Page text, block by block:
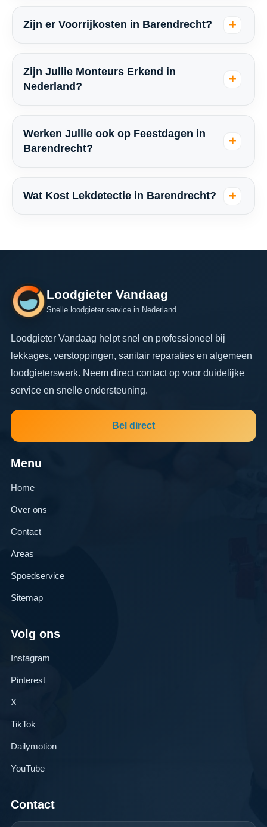
Zijn er Voorrijkosten in Barendrecht?
Zijn Jullie Monteurs Erkend in
Nederland?
Werken Jullie ook op Feestdagen in
Barendrecht?
Wat Kost Lekdetectie in Barendrecht?
Loodgieter Vandaag
Snelle loodgieter service in Nederland
Loodgieter Vandaag helpt snel en professioneel bij
lekkages, verstoppingen, sanitair reparaties en algemeen
loodgieterswerk. Neem direct contact op voor duidelijke
service en snelle ondersteuning.
Bel direct
Menu
Home
Over ons
Contact
Areas
Spoedservice
Sitemap
Volg ons
Instagram
Pinterest
X
TikTok
Dailymotion
YouTube
Contact